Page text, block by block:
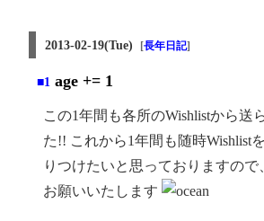
2013-02-19(Tue) [長年日記]
■1 age += 1
この1年間も各所のWishlistから送
た!! これから1年間も随時Wishlist
りつけたいと思っておりますので
お願いいたします